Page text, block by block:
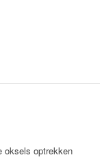
oksels optrekken